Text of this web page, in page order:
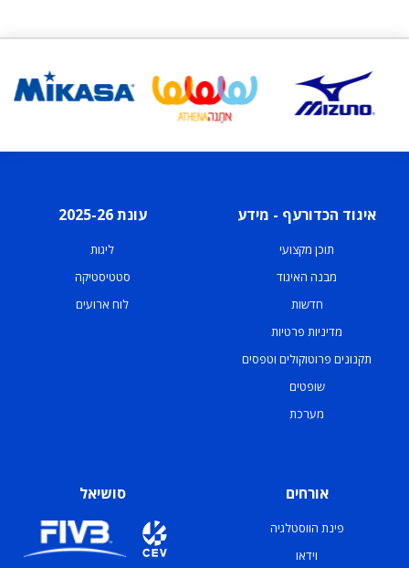
איגוד הכדורעף - מידע
תוכן מקצועי
מבנה האיגוד
חדשות
מדיניות פרטיות
תקנונים פרוטוקולים וטפסים
שופטים
מערכת
עונת 2025-26
ליגות
סטטיסטיקה
לוח ארועים
אורחים
פינת הווסטלגיה
וידאו
סושיאל